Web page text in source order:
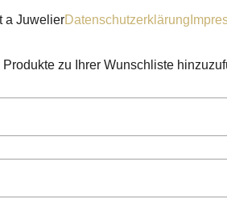
a JuwelierDatenschutzerklärung
zu Ihrer Wunschliste